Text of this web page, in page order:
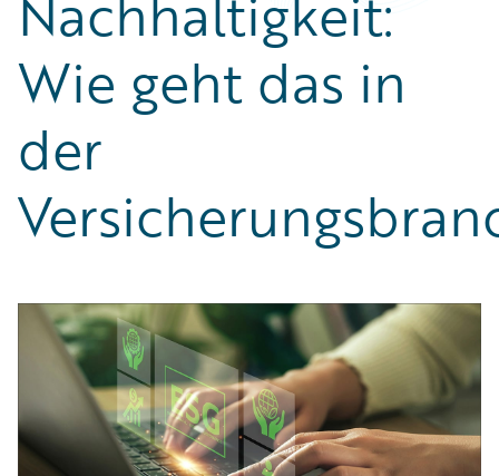
Partner Perspective
Technology
Trends
Wie geht das in
der